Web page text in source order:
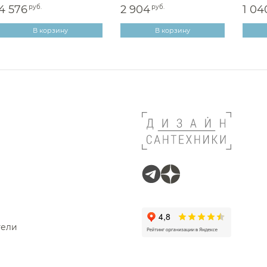
576 руб.
В корзину
2 904 руб.
В корзину
1